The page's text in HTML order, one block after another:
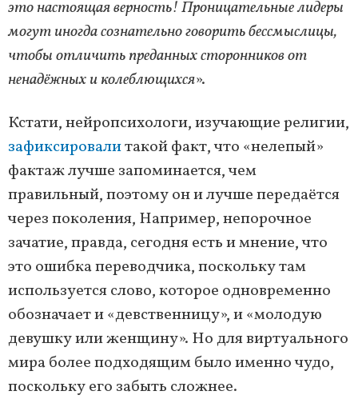
это настоящая верность! Проницательные лидеры
могут иногда сознательно говорить бессмыслицы,
чтобы отличить преданных сторонников от
ненадёжных и колеблющихся».
Кстати, нейропсихологи, изучающие религии,
зафиксировалитакой факт, что «нелепый»
фактаж лучше запоминается, чем
правильный, поэтому он и лучше передаётся
через поколения, Например, непорочное
зачатие, правда, сегодня есть и мнение, что
это ошибка переводчика, поскольку там
используется слово, которое одновременно
обозначает и «девственницу», и «молодую
девушку или женщину». Но для виртуального
мира более подходящим было именно чудо,
поскольку его забыть сложнее.